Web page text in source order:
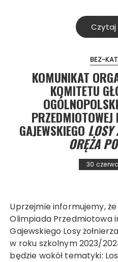
Czytaj
BEZ-
KOMUNIKAT
KOMITETU
GAJEWSKIEGO LOSY
ORĘŻA
30
Uprzejmie informujemy, że XVII Ogólnopolska
Olimpiada Przedmiotowa
Gajewskiego Losy
w roku szkolnym 2023/
będzie wokół tematyki: